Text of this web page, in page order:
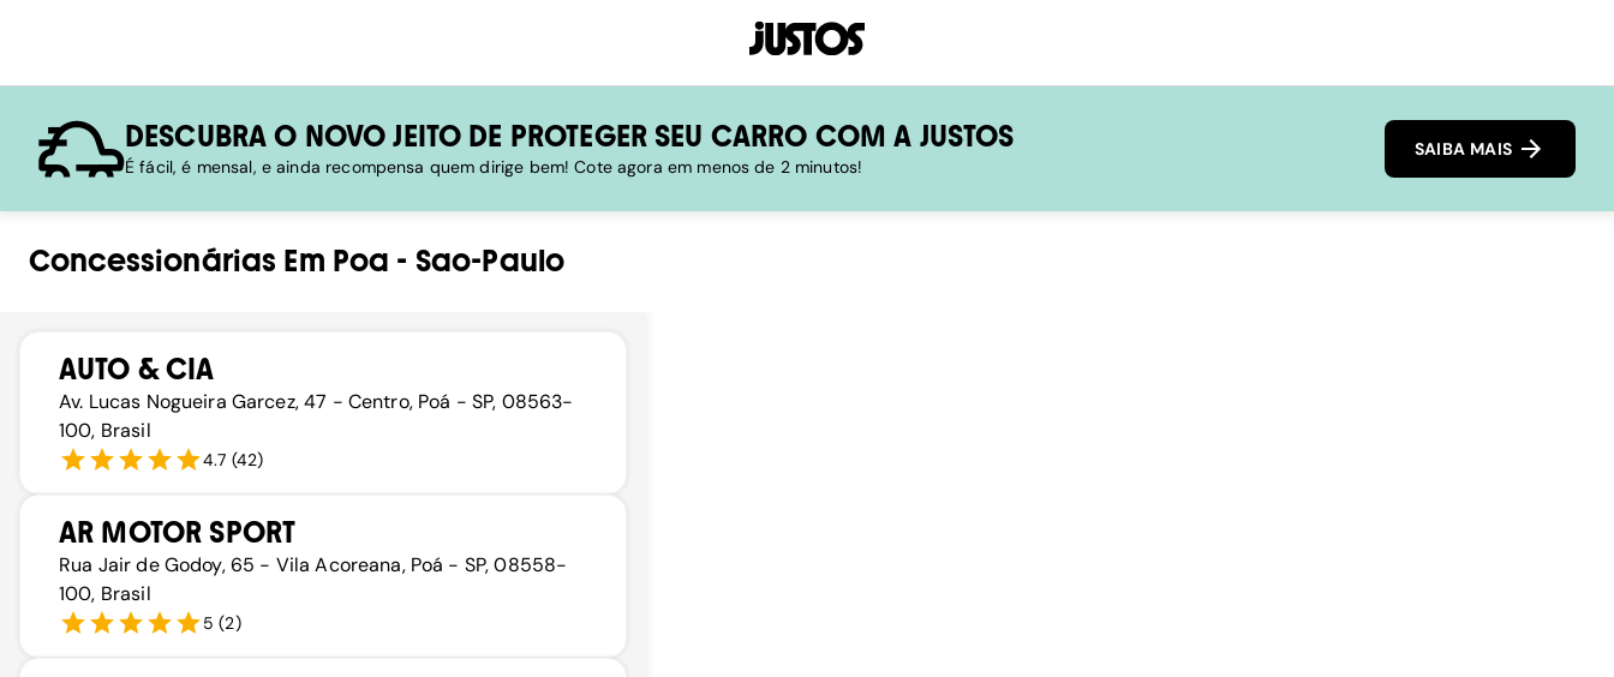
DESCUBRA O NOVO JEITO DE PROTEGER SEU CARRO COM A JUSTOS
É fácil, é mensal, e ainda recompensa quem dirige bem! Cote agora em menos de 2 minutos!
SAIBA MAIS
Concessionárias Em Poa - Sao-Paulo
AUTO & CIA
Av. Lucas Nogueira Garcez, 47 - Centro, Poá - SP, 08563-
100, Brasil
4.7 (42)
AR MOTOR SPORT
Rua Jair de Godoy, 65 - Vila Acoreana, Poá - SP, 08558-
100, Brasil
5 (2)